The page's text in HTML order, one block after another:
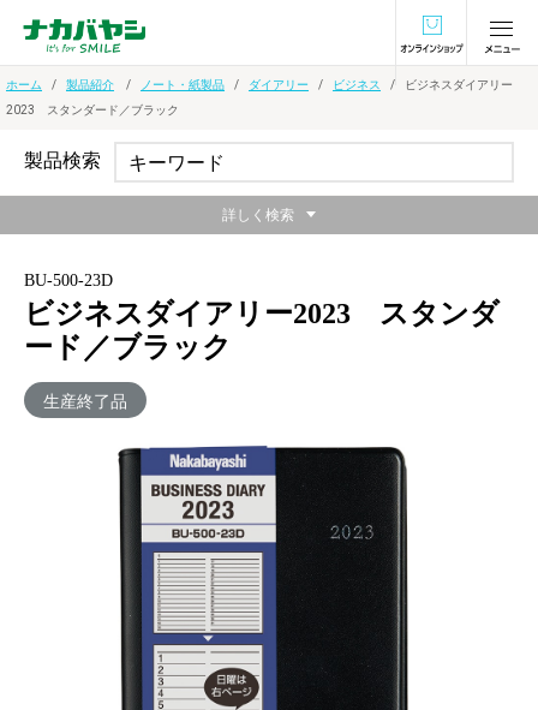
オンラインショ
ホーム 製品紹介 ノート・紙製品 ダイアリー ビジネス
ビジネスダイアリー
2023 スタンダード／ブラック
BU-500-23D
ビジネスダイアリー2023 スタンダ
ード／ブラック
生産終了品
ビジネスユースに最適な、ベーシックなデザイン
メーカー希望小売価格：
製品検索
詳しく検索